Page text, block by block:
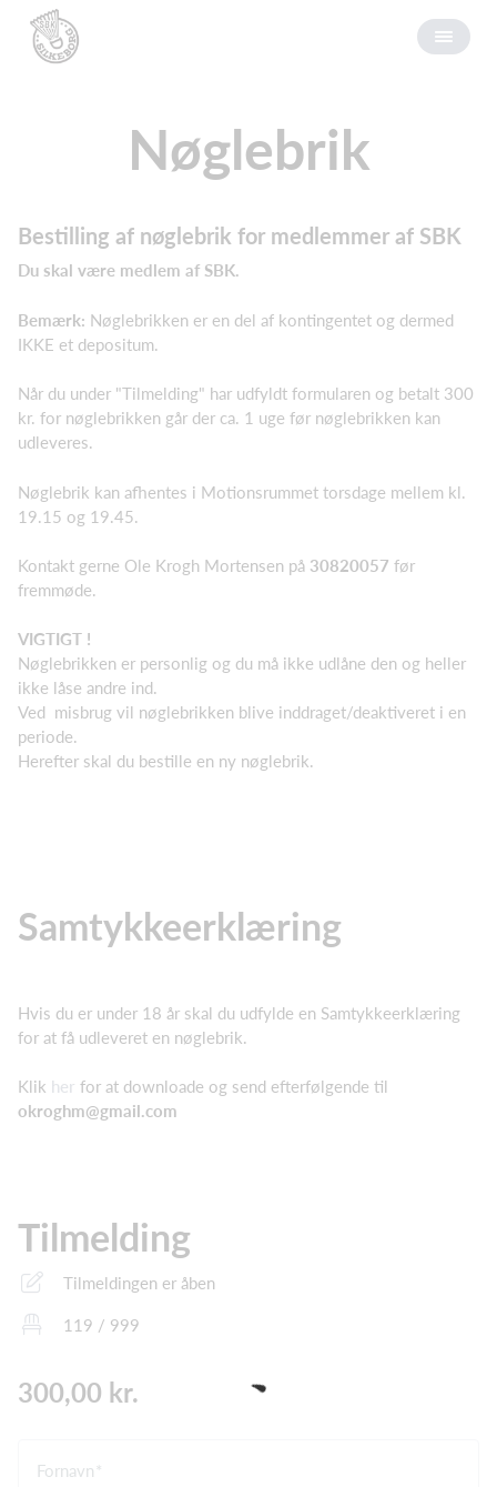
Nøglebrik
Bestilling af nøglebrik for medlemmer af SBK
Du skal være medlem af SBK.
Bemærk: Nøglebrikken er en del af kontingentet og dermed
IKKE et depositum.
Når du under "Tilmelding" har udfyldt formularen og betalt 300
kr. for nøglebrikken går der ca. 1 uge før nøglebrikken kan
udleveres.
Nøglebrik kan afhentes i Motionsrummet torsdage mellem kl.
19.15 og 19.45.
Kontakt gerne Ole Krogh Mortensen på 30820057 før
fremmøde.
VIGTIGT !
Nøglebrikken er personlig og du må ikke udlåne den og heller
ikke låse andre ind.
Ved misbrug vil nøglebrikken blive inddraget/deaktiveret i en
periode.
Herefter skal du bestille en ny nøglebrik.
Samtykkeerklæring
Hvis du er under 18 år skal du udfylde en Samtykkeerklæring
for at få udleveret en nøglebrik.
Klik her for at downloade og send efterfølgende til
okroghm@gmail.com
Tilmelding
Tilmeldingen er åben
119 / 999
300,00 kr.
Fornavn